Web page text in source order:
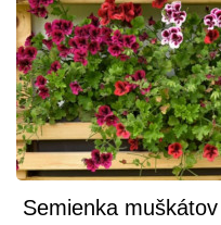
Semienka